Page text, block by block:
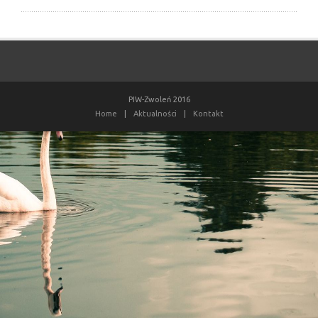
PIW-Zwoleń 2016
Home
Aktualności Kontakt